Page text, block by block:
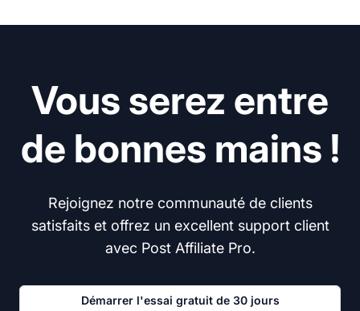
Vous serez entre
de bonnes mains !
Rejoignez notre communauté de clients
satisfaits et offrez un excellent support client
avec Post Affiliate Pro.
Démarrer l'essai gratuit de 30 jours